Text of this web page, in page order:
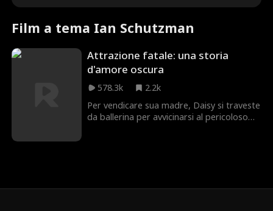
Film a tema Ian Schutzman
Attrazione fatale: una storia
d'amore oscura
578.3k
2.2k
Per vendicare sua madre, Daisy si traveste
da ballerina per avvicinarsi al pericoloso
passione con Hogan?